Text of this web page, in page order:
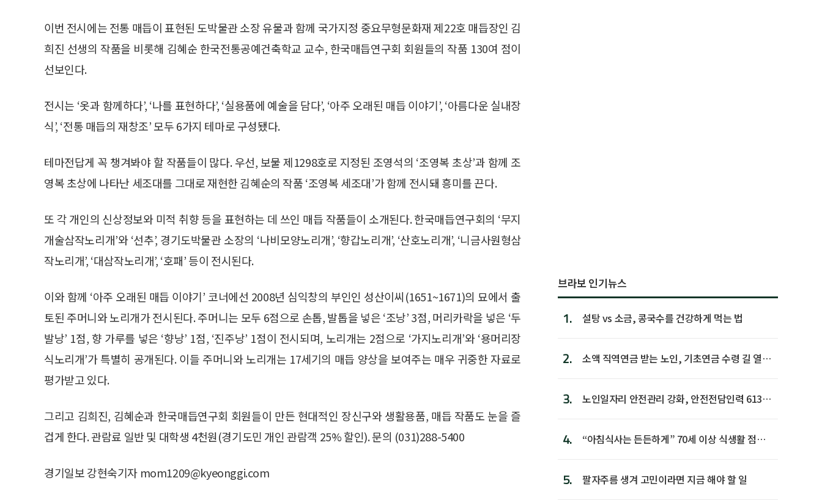
이번 전시에는 전통 매듭이 표현된 도박물관 소장 유물과 함께 국가지정 중요무형문화재 제22호 매듭장인 김
희진 선생의 작품을 비롯해 김혜순 한국전통공예건축학교 교수, 한국매듭연구회 회원들의 작품 130여 점이
선보인다.
전시는 ‘옷과 함께하다’, ‘나를 표현하다’, ‘실용품에 예술을 담다’, ‘아주 오래된 매듭 이야기’, ‘아름다운 실내장
식’, ‘전통 매듭의 재창조’ 모두 6가지 테마로 구성됐다.
테마전답게 꼭 챙겨봐야 할 작품들이 많다. 우선, 보물 제1298호로 지정된 조영석의 ‘조영복 초상’과 함께 조
영복 초상에 나타난 세조대를 그대로 재현한 김혜순의 작품 ‘조영복 세조대’가 함께 전시돼 흥미를 끈다.
또 각 개인의 신상정보와 미적 취향 등을 표현하는 데 쓰인 매듭 작품들이 소개된다. 한국매듭연구회의 ‘무지
개술삼작노리개’와 ‘선추’, 경기도박물관 소장의 ‘나비모양노리개’, ‘향갑노리개’, ‘산호노리개’, ‘니금사원형삼
작노리개’, ‘대삼작노리개’, ‘호패’ 등이 전시된다.
이와 함께 ‘아주 오래된 매듭 이야기’ 코너에선 2008년 심익창의 부인인 성산이씨(1651~1671)의 묘에서 출
토된 주머니와 노리개가 전시된다. 주머니는 모두 6점으로 손톱, 발톱을 넣은 ‘조낭’ 3점, 머리카락을 넣은 ‘두
발낭’ 1점, 향 가루를 넣은 ‘향낭’ 1점, ‘진주낭’ 1점이 전시되며, 노리개는 2점으로 ‘가지노리개’와 ‘용머리장
식노리개’가 특별히 공개된다. 이들 주머니와 노리개는 17세기의 매듭 양상을 보여주는 매우 귀중한 자료로
평가받고 있다.
그리고 김희진, 김혜순과 한국매듭연구회 회원들이 만든 현대적인 장신구와 생활용품, 매듭 작품도 눈을 즐
겁게 한다. 관람료 일반 및 대학생 4천원(경기도민 개인 관람객 25% 할인). 문의 (031)288-5400
경기일보 강현숙기자 mom1209@kyeonggi.com
브라보 인기뉴스
1. 설탕 vs 소금, 콩국수를 건강하게 먹는 법
2.
소액 직역연금 받는 노인, 기초연금 수령 길 열린
3.
노인일자리 안전관리 강화, 안전전담인력 613명
4.
“아침식사는 든든하게” 70세 이상 식생활 점수
5. 팔자주름 생겨 고민이라면 지금 해야 할 일